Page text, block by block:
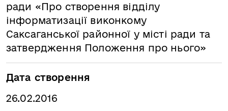
ради «Про створення відділу
інформатизації виконкому
Саксаганської районної у місті ради та
затвердження Положення про нього»
Дата створення
26.02.2016